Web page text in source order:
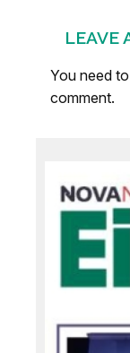
LEAVE
You need
comment.